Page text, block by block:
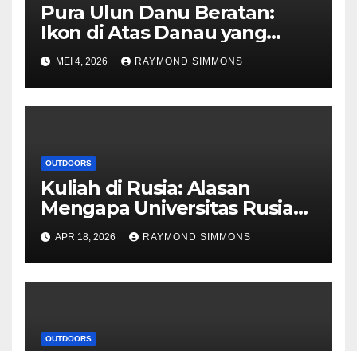
Pura Ulun Danu Beratan:
Ikon di Atas Danau yang
Memikat Dunia
MEI 4, 2026 RAYMOND SIMMONS
OUTDOORS
Kuliah di Rusia: Alasan
Mengapa Universitas Rusia
Kini Menjadi Pilihan Favorit
Dunia
APR 18, 2026 RAYMOND SIMMONS
OUTDOORS